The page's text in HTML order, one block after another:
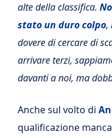
alte della classifica.
stato un duro colpo,
dovere di cercare di
arrivare terzi,
davanti a noi, ma
Anche sul volto di
qualificazione